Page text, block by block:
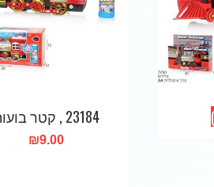
23184 , קטר בועות
₪9.00